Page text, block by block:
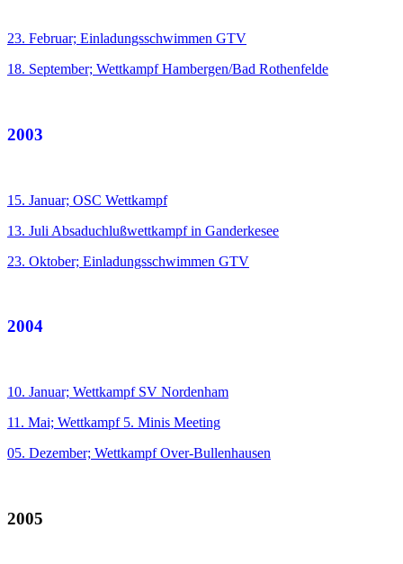
23. Februar; Einladungsschwimmen GTV
18. September; Wettkampf Hambergen/Bad Rothenfelde
2003
15. Januar; OSC Wettkampf
13. Juli Absaduchlußwettkampf in Ganderkesee
23. Oktober; Einladungsschwimmen GTV
2004
10. Januar; Wettkampf SV Nordenham
11. Mai; Wettkampf 5. Minis Meeting
05. Dezember; Wettkampf Over-Bullenhausen
2005